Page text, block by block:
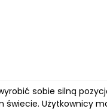
sobie silną
Użytkownicy